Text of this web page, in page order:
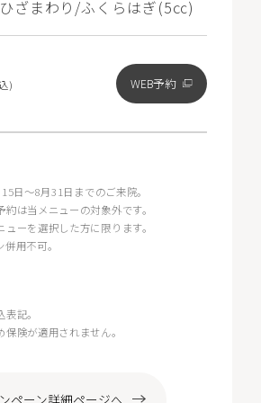
ざまわり/ふくらはぎ(5㏄)
) WEB予約
日～8月31日までのご来院。
約は当メニューの対象外です。
ーを選択した方に限ります。
用不可。
記。
保険が適用されません。